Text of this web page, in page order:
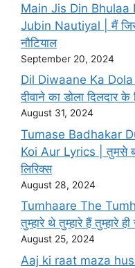
Main Jis Din Bhulaa
Jubin Nautiyal | मैं जिस
नौटियाल
September 20, 2024
Dil Diwaane Ka
दीवाने का डोला दिलदार के
August 31, 2024
Tumase Badhakar
Koi Aur Lyrics | तुमसे
लिरिक्स
August 28, 2024
Tumhaare The
तुम्हारे थे तुम्हारे हैं तुम्हारे
August 25, 2024
Aaj ki raat maza